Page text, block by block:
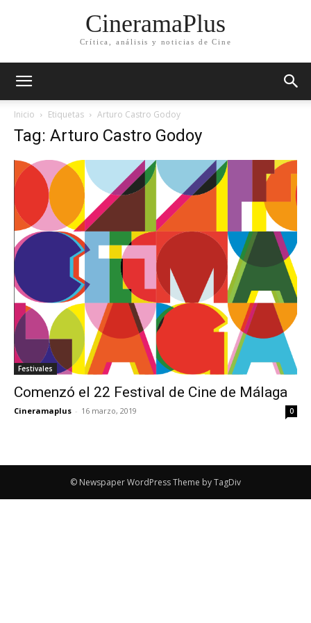
CineramaPlus
Crítica, análisis y noticias de Cine
Inicio Etiquetas Arturo Castro Godoy
Tag: Arturo Castro Godoy
Festivales
Comenzó el 22 Festival de Cine de Málaga
Cineramaplus - 16 marzo, 2019 0
© Newspaper WordPress Theme by TagDiv